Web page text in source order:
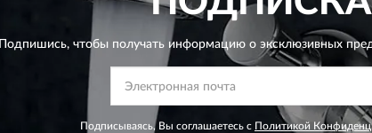
Подпишись, чтобы получать информацию о эксклюзивных
Подписываясь, Вы соглашаетесь с Политикой